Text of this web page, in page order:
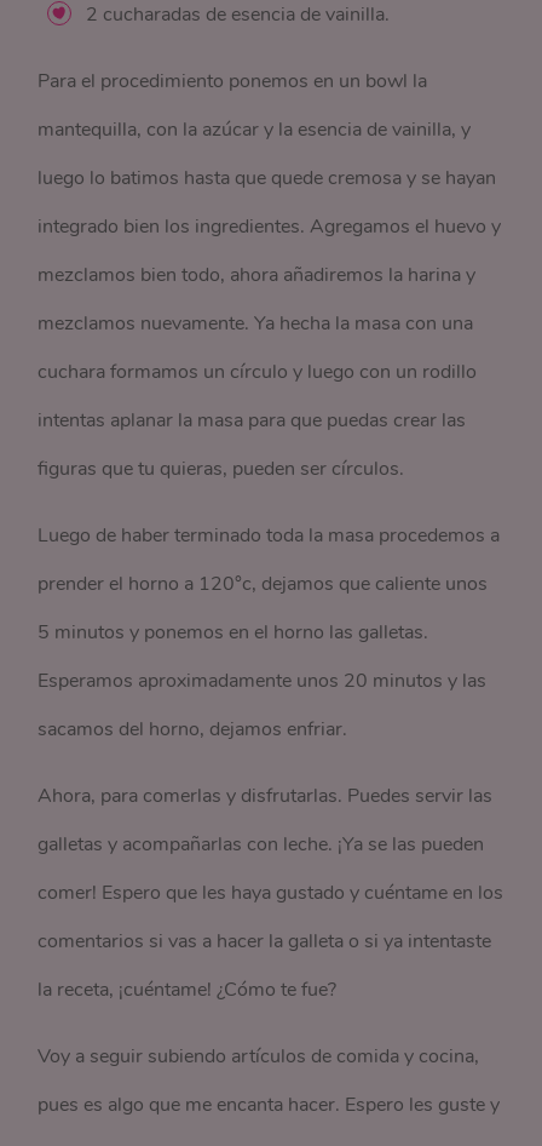
2 cucharadas de esencia de vainilla.
Para el procedimiento ponemos en un bowl la
mantequilla, con la azúcar y la esencia de vainilla, y
luego lo batimos hasta que quede cremosa y se hayan
integrado bien los ingredientes. Agregamos el huevo y
mezclamos bien todo, ahora añadiremos la harina y
mezclamos nuevamente. Ya hecha la masa con una
cuchara formamos un círculo y luego con un rodillo
intentas aplanar la masa para que puedas crear las
figuras que tu quieras, pueden ser círculos.
Luego de haber terminado toda la masa procedemos a
prender el horno a 120°c, dejamos que caliente unos
5 minutos y ponemos en el horno las galletas.
Esperamos aproximadamente unos 20 minutos y las
sacamos del horno, dejamos enfriar.
Ahora, para comerlas y disfrutarlas. Puedes servir las
galletas y acompañarlas con leche. ¡Ya se las pueden
comer! Espero que les haya gustado y cuéntame en los
comentarios si vas a hacer la galleta o si ya intentaste
la receta, ¡cuéntame! ¿Cómo te fue?
Voy a seguir subiendo artículos de comida y cocina,
pues es algo que me encanta hacer. Espero les guste y